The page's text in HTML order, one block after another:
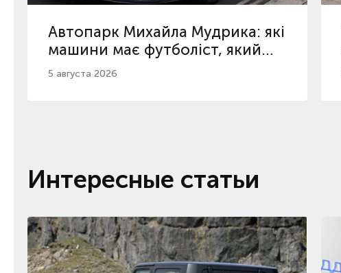
Автопарк Михайла Мудрика: які
машини має футболіст, який
повернувся з дискваліфікації
5 августа 2026
Интересные статьи